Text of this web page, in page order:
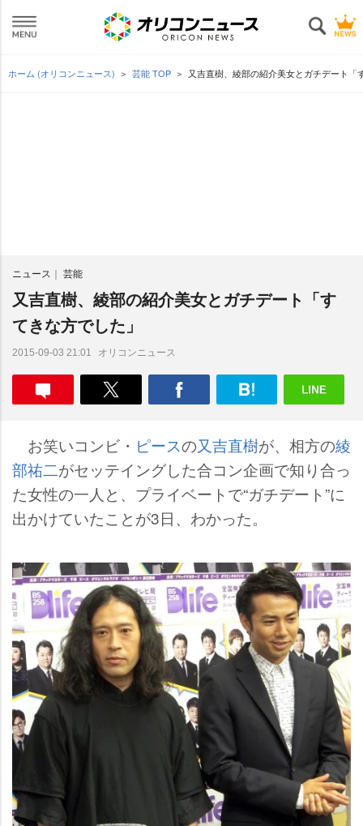
ホーム (オリコンニュース) 芸能 TOP 又吉直樹、綾部の紹介美女とガチデート「
ニュース 芸能
又吉直樹、綾部の紹介美女とガチデート「す
てきな方でした」
2015-09-03 21:01 オリコンニュース
お笑いコンビ・ ピースの又吉直樹が、相方の綾
部祐二がセッテイングした合コン企画で知り合っ
た女性の一人と、プライベートで“ガチデート”に
出かけていたことが3日、わかった。